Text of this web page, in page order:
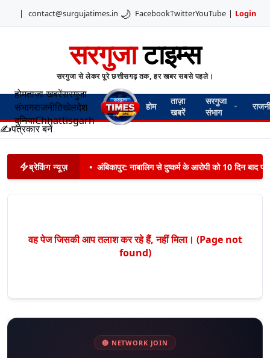
| contact@surgujatimes.in 🌙 FacebookTwitterYouTube | Login
सरगुजाटाइम्स
सरगुजा से लेकर पूरे छत्तीसगढ़ तक, हर खबर सबसे पहले।
होमताज़ा खबरेंसरगुजा
संभागराजनीतिखेलदेश
दुनियाChhattisgarh
होम
ताज़ा
खबरें
सरगुजा
संभाग
✍️पत्रकार बनें
ब्रेकिंग न्यूज़ • अंबिकापुर: नाबालिग से दुष्कर्म के आरोपी को 10 दिन बाद
वह पेज जिसकी आप तलाश कर रहे हैं, नहीं मिला। (Page not
found)
🔴 NETWORK JOIN